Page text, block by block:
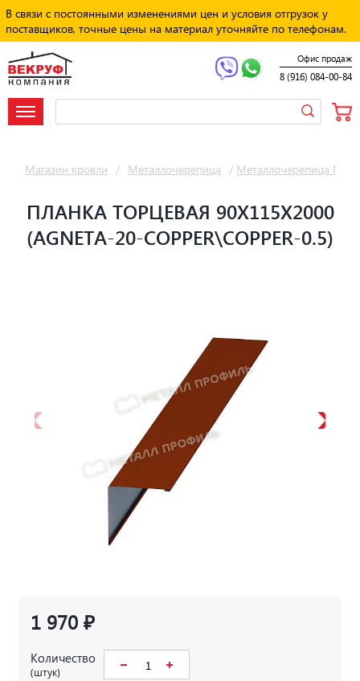
В связи с постоянными изменениями цен и условия отгрузок у
поставщиков, точные цены на материал уточняйте по телефонам.
Офис продаж
8 (916) 084-00-84
Магазин кровли / Металлочерепица / Металлочерепица
ПЛАНКА ТОРЦЕВАЯ 90Х115Х2000
(AGNETA-20-COPPER\COPPER-0.5)
1 970 ₽
Количество
(штук)